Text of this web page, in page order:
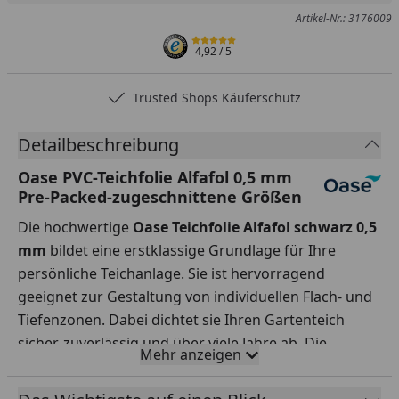
Artikel-Nr.: 3176009
4,92/ 5
Trusted Shops Käuferschutz
Detailbeschreibung
Oase PVC-Teichfolie Alfafol 0,5 mm
Pre-Packed-zugeschnittene Größen
Die hochwertige Oase Teichfolie Alfafol schwarz 0,5
mm bildet eine erstklassige Grundlage für Ihre
persönliche Teichanlage. Sie ist hervorragend
geeignet zur Gestaltung von individuellen Flach- und
Tiefenzonen. Dabei dichtet sie Ihren Gartenteich
sicher, zuverlässig und über viele Jahre ab. Die
einschichtige, schwarze Teichfolie ist aus regenerat-
und kadmiumfreiem PVC hergestellt. Sie besitzt
Mehr anzeigen